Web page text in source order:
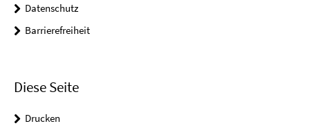
Datenschutz
Barrierefreiheit
Diese Seite
Drucken